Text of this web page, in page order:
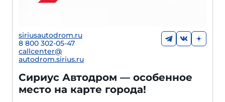
siriusautodrom.ru
8 800 302-05-47
callcenter@
autodrom.sirius.ru
Сириус Автодром — особенное
место на карте города!